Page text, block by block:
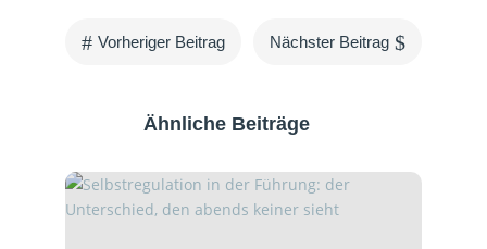
# Vorheriger Beitrag Nächster Beitrag $
Ähnliche Beiträge